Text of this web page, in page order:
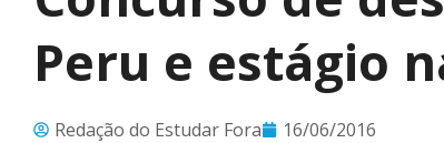
Peru e estágio
Redação do Estudar Fora 16/06/2016